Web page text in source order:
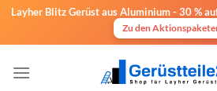
Layher Blitz Gerüst aus Aluminium - 30 %
Zu den
Inhalt